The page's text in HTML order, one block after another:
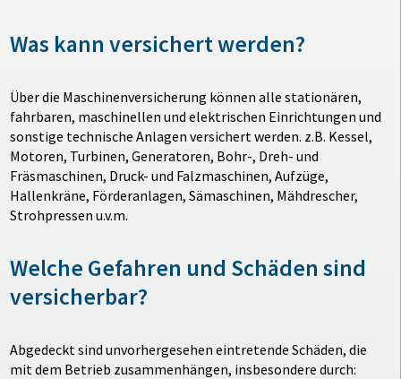
Was kann versichert werden?
Über die Maschinenversicherung können alle stationären,
fahrbaren, maschinellen und elektrischen Einrichtungen und
sonstige technische Anlagen versichert werden. z.B. Kessel,
Motoren, Turbinen, Generatoren, Bohr-, Dreh- und
Fräsmaschinen, Druck- und Falzmaschinen, Aufzüge,
Hallenkräne, Förderanlagen, Sämaschinen, Mähdrescher,
Strohpressen u.v.m.
Welche Gefahren und Schäden sind
versicherbar?
Abgedeckt sind unvorhergesehen eintretende Schäden, die
mit dem Betrieb zusammenhängen, insbesondere durch: